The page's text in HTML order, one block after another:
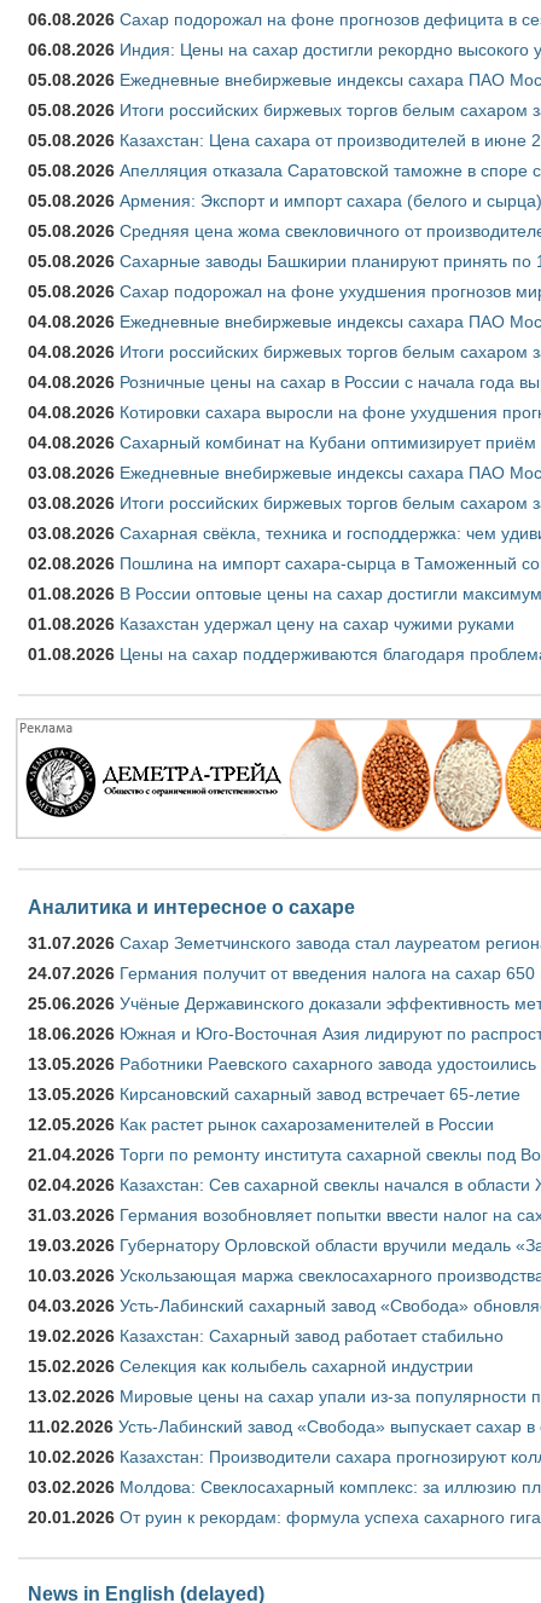
06.08.2026 Сахар подорожал на фоне прогнозов дефицита в
06.08.2026 Индия: Цены на сахар достигли рекордно высокого
05.08.2026 Ежедневные внебиржевые индексы сахара ПАО
05.08.2026 Итоги российских биржевых торгов белым сахаром
05.08.2026 Казахстан: Цена сахара от производителей в июне
05.08.2026 Апелляция отказала Саратовской таможне в
05.08.2026 Армения: Экспорт и импорт сахара (белого и
05.08.2026 Средняя цена жома свекловичного от
05.08.2026 Сахарные заводы Башкирии планируют принять по
05.08.2026 Сахар подорожал на фоне ухудшения прогнозов
04.08.2026 Ежедневные внебиржевые индексы сахара ПАО
04.08.2026 Итоги российских биржевых торгов белым сахаром
04.08.2026 Розничные цены на сахар в России с начала года
04.08.2026 Котировки сахара выросли на фоне ухудшения
04.08.2026 Сахарный комбинат на Кубани оптимизирует приём
03.08.2026 Ежедневные внебиржевые индексы сахара ПАО
03.08.2026 Итоги российских биржевых торгов белым сахаром
03.08.2026 Сахарная свёкла, техника и господдержка: чем
02.08.2026 Пошлина на импорт сахара-сырца в Таможенный
01.08.2026 В России оптовые цены на сахар достигли
01.08.2026 Казахстан удержал цену на сахар чужими руками
01.08.2026 Цены на сахар поддерживаются благодаря
Аналитика и интересное о сахаре
31.07.2026 Сахар Земетчинского завода стал лауреатом
24.07.2026 Германия получит от введения налога на сахар
25.06.2026 Учёные Державинского доказали эффективность
18.06.2026 Южная и Юго-Восточная Азия лидируют по
13.05.2026 Работники Раевского сахарного завода удостоились
13.05.2026 Кирсановский сахарный завод встречает 65-летие
12.05.2026 Как растет рынок сахарозаменителей в России
21.04.2026 Торги по ремонту института сахарной свеклы под
02.04.2026 Казахстан: Сев сахарной свеклы начался в области
31.03.2026 Германия возобновляет попытки ввести налог на
19.03.2026 Губернатору Орловской области вручили медаль
10.03.2026 Ускользающая маржа свеклосахарного
04.03.2026 Усть-Лабинский сахарный завод «Свобода»
19.02.2026 Казахстан: Сахарный завод работает стабильно
15.02.2026 Селекция как колыбель сахарной индустрии
13.02.2026 Мировые цены на сахар упали из-за популярности
11.02.2026 Усть-Лабинский завод «Свобода» выпускает сахар в
10.02.2026 Казахстан: Производители сахара прогнозируют
03.02.2026 Молдова: Свеклосахарный комплекс: за иллюзию
20.01.2026 От руин к рекордам: формула успеха сахарного
News in English (delayed)